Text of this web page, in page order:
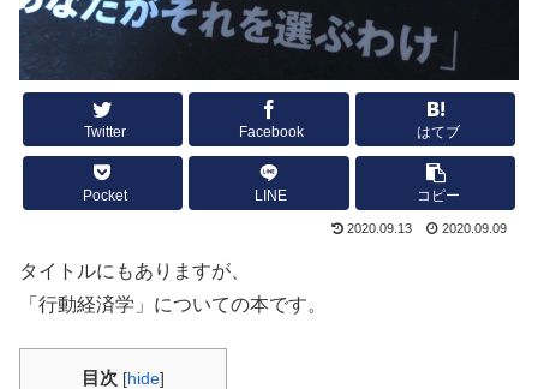
Twitter Facebook はてブ
Pocket LINE コピー
2020.09.13 2020.09.09
タイトルにもありますが、
「行動経済学」についての本です。
目次 [hide]